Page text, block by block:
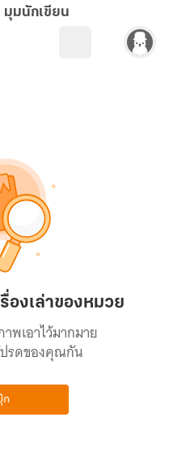
มุมนักเขียน
องเล่าของหมวย
พเอาไว้มากมาย
ปรดของคุณกัน
ก